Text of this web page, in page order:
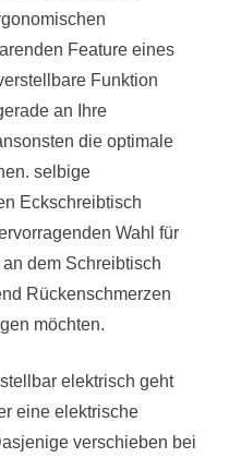
Feature eines
Funktion
an Ihre
die optimale
selbige
Eckschreibtisch
Wahl für
dem Schreibtisch
Rückenschmerzen
möchten.
elektrisch geht
eine elektrische
verschieben bei